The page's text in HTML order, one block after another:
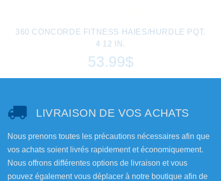
360 CONCORDE FITNESS HAIES/HURDLE PQT.
4 12 IN.
53.99$
LIVRAISON DE VOS ACHATS
Nous prenons toutes les précautions nécessaires afin que
vos achats soient livrés rapidement et économiquement.
Nous offrons différentes options de livraison et vous
pouvez également vous déplacer à notre boutique afin de